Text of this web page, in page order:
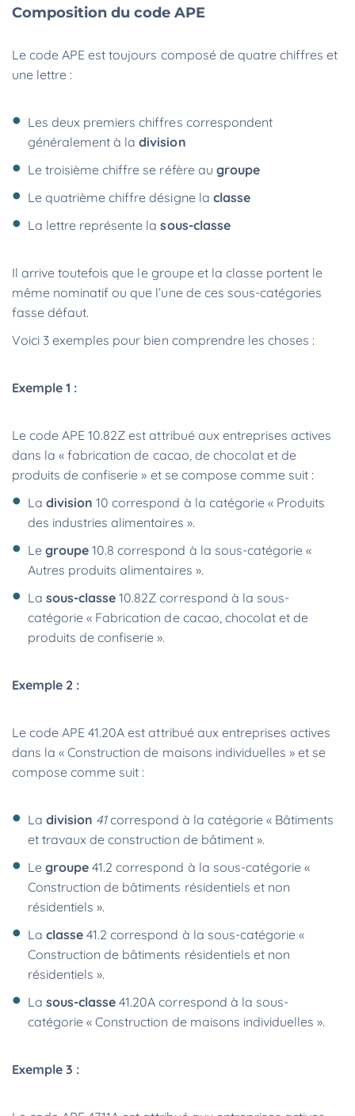
Composition du code APE
Le code APE est toujours composé de quatre chiffres et
une lettre :
Les deux premiers chiffres correspondent
généralement à ladivision
Le troisième chiffre se réfère au groupe
Le quatrième chiffre désigne la classe
La lettre représente lasous-classe
Il arrive toutefois que le groupe et la classe portent le
même nominatif ou que l’une de ces sous-catégories
fasse défaut.
Voici 3 exemples pour bien comprendre les choses :
Exemple 1 :
Le code APE 10.82Z est attribué aux entreprises actives
dans la « fabrication de cacao, de chocolat et de
produits de confiserie » et se compose comme suit :
Ladivision10 correspond à la catégorie « Produits
des industries alimentaires ».
Legroupe10.8 correspond à la sous-catégorie «
Autres produits alimentaires ».
Lasous-classe10.82Z correspond à la sous-
catégorie « Fabrication de cacao, chocolat et de
produits de confiserie ».
Exemple 2 :
Le code APE 41.20A est attribué aux entreprises actives
dans la « Construction de maisons individuelles » et se
compose comme suit :
Ladivision 41correspond à la catégorie « Bâtiments
et travaux de construction de bâtiment ».
Legroupe41.2 correspond à la sous-catégorie «
Construction de bâtiments résidentiels et non
résidentiels ».
Laclasse41.2 correspond à la sous-catégorie «
Construction de bâtiments résidentiels et non
résidentiels ».
Lasous-classe41.20A correspond à la sous-
catégorie « Construction de maisons individuelles ».
Exemple 3 :